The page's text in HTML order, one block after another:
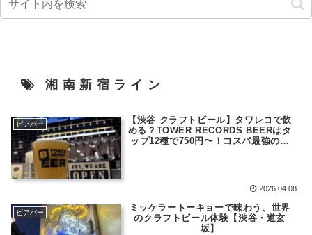
湘南新宿ライン
ビアバー
【渋谷 クラフトビール】タワレコで飲
める？TOWER RECORDS BEERはタ
ップ12種で750円〜！コスパ最強の穴
2026.04.08
ビアバー
ミッケラートーキョーで味わう、世界
のクラフトビール体験【渋谷・道玄
坂】